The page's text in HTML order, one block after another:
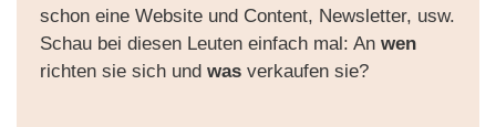
schon eine Website und Content, Newsletter, usw.
Schau bei diesen Leuten einfach mal: Anwen
richten sie sich undwas verkaufen sie?